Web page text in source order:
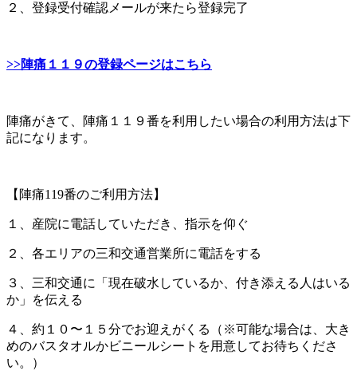
２、登録受付確認メールが来たら登録完了
>>陣痛１１９の登録ページはこちら
陣痛がきて、陣痛１１９番を利用したい場合の利用方法は下
記になります。
【陣痛119番のご利用方法】
１、産院に電話していただき、指示を仰ぐ
２、各エリアの三和交通営業所に電話をする
３、三和交通に「現在破水しているか、付き添える人はいる
か」を伝える
４、約１０〜１５分でお迎えがくる（※可能な場合は、大き
めのバスタオルかビニールシートを用意してお待ちくださ
い。）